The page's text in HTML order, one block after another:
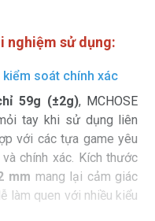
nghiệm sử dụng:
soát chính xác
59g (±2g), MCHOSE
tay khi sử dụng liên
với các tựa game yêu
chính xác. Kích thước
mm mang lại cảm giác
làm quen với nhiều kiểu